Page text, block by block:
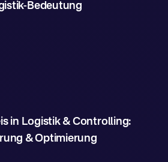
Bedeutung
in Logistik & Controlling:
& Optimierung